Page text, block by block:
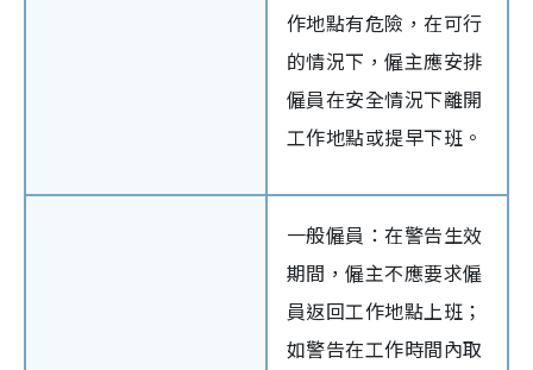
作地點有危險，在可行
的情況下，僱主應安排
僱員在安全情況下離開
工作地點或提早下班。
一般僱員：在警告生效
期間，僱主不應要求僱
員返回工作地點上班；
如警告在工作時間內取